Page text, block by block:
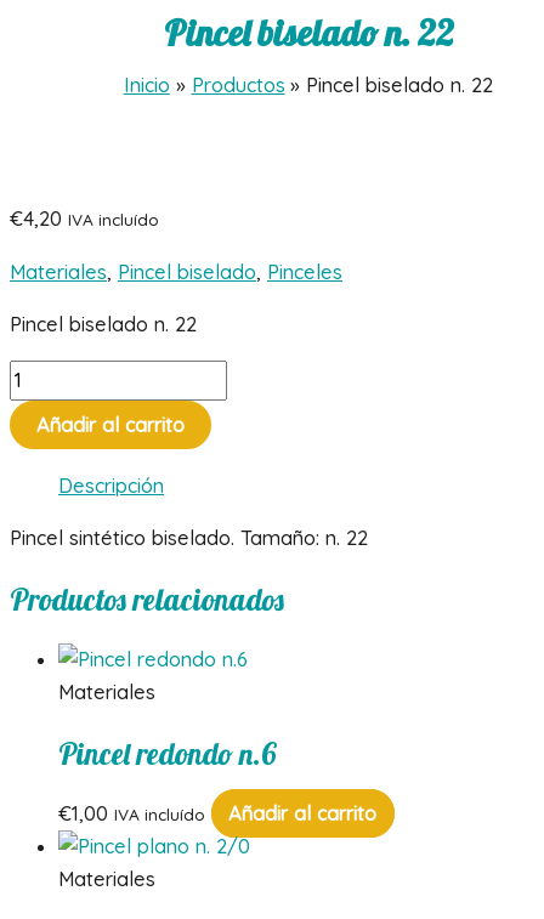
Pincel biselado n. 22
Inicio Productos Pincel biselado n. 22
€4,20 IVA incluído
Materiales, Pincel biselado, Pinceles
Pincel biselado n. 22
Pincel
biselado
n.
Añadir al carrito
Descripción
Pincel sintético biselado. Tamaño: n. 22
Productos relacionados
Materiales
Pincel redondo n.6
€1,00 IVA incluído Añadir al carrito
Materiales